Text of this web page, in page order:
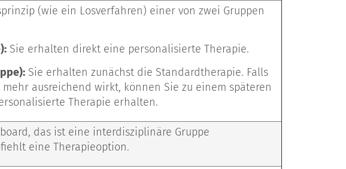
(wie ein Losverfahren) einer von zwei Gruppen
Sie erhalten direkt eine personalisierte Therapie.
Sie erhalten zunächst die Standardtherapie. Falls
ausreichend wirkt, können Sie zu einem späteren
Therapie erhalten.
das ist eine interdisziplinäre Gruppe
eine Therapieoption.